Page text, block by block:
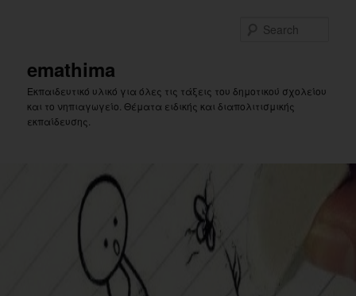
emathima
Εκπαιδευτικό υλικό για όλες τις τάξεις του δημοτικού σχολείου
και το νηπιαγωγείο. Θέματα ειδικής και διαπολιτισμικής
εκπαίδευσης.